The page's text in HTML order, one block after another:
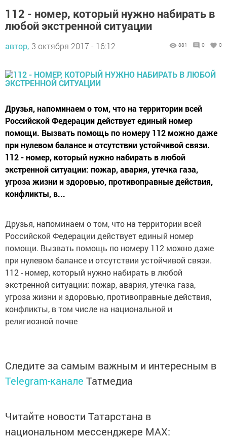
112 - номер, который нужно набирать в
любой экстренной ситуации
автор, 3 октября 2017 - 16:12 881 0 0
Друзья, напоминаем о том, что на территории всей
Российской Федерации действует единый номер
помощи. Вызвать помощь по номеру 112 можно даже
при нулевом балансе и отсутствии устойчивой связи.
112 - номер, который нужно набирать в любой
экстренной ситуации: пожар, авария, утечка газа,
угроза жизни и здоровью, противоправные действия,
конфликты, в...
Друзья, напоминаем о том, что на территории всей
Российской Федерации действует единый номер
помощи. Вызвать помощь по номеру 112 можно даже
при нулевом балансе и отсутствии устойчивой связи.
112 - номер, который нужно набирать в любой
экстренной ситуации: пожар, авария, утечка газа,
угроза жизни и здоровью, противоправные действия,
конфликты, в том числе на национальной и
религиозной почве
Следите за самым важным и интересным в
Telegram-канале Татмедиа
Читайте новости Татарстана в
национальном мессенджере MАХ: